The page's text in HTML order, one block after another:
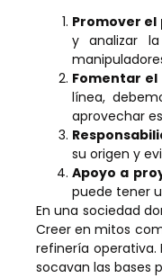
Promover
y analizar
Fomentar
línea,
aprovechar
su origen y
Apoyo a
puede tener
En una sociedad
Creer en mitos
refinería
socavan las bases